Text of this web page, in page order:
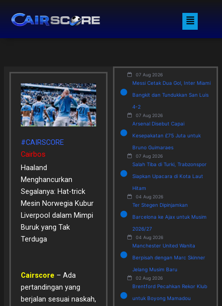
content
Menu
#CAIRSCORE
Cairbos
Haaland
Menghancurkan
Segalanya: Hat-trick
Mesin Norwegia Kubur
Liverpool dalam Mimpi
Buruk yang Tak
Terduga
Cairscore – Ada
pertandingan yang
berjalan sesuai naskah,
07 Aug 2026
Messi Cetak Dua Gol, Inter Miami
Bangkit dan Tundukkan San Luis
4-2
07 Aug 2026
Arsenal Disebut Capai
Kesepakatan £75 Juta untuk
Bruno Guimaraes
07 Aug 2026
Salah Tiba di Turki, Trabzonspor
Siapkan Upacara di Kota Laut
Hitam
04 Aug 2026
Ter Stegen Dipinjamkan
Barcelona ke Ajax untuk Musim
2026/27
04 Aug 2026
Manchester United Wanita
Berpisah dengan Marc Skinner
Jelang Musim Baru
02 Aug 2026
Brentford Pecahkan Rekor Klub
untuk Boyong Mamadou